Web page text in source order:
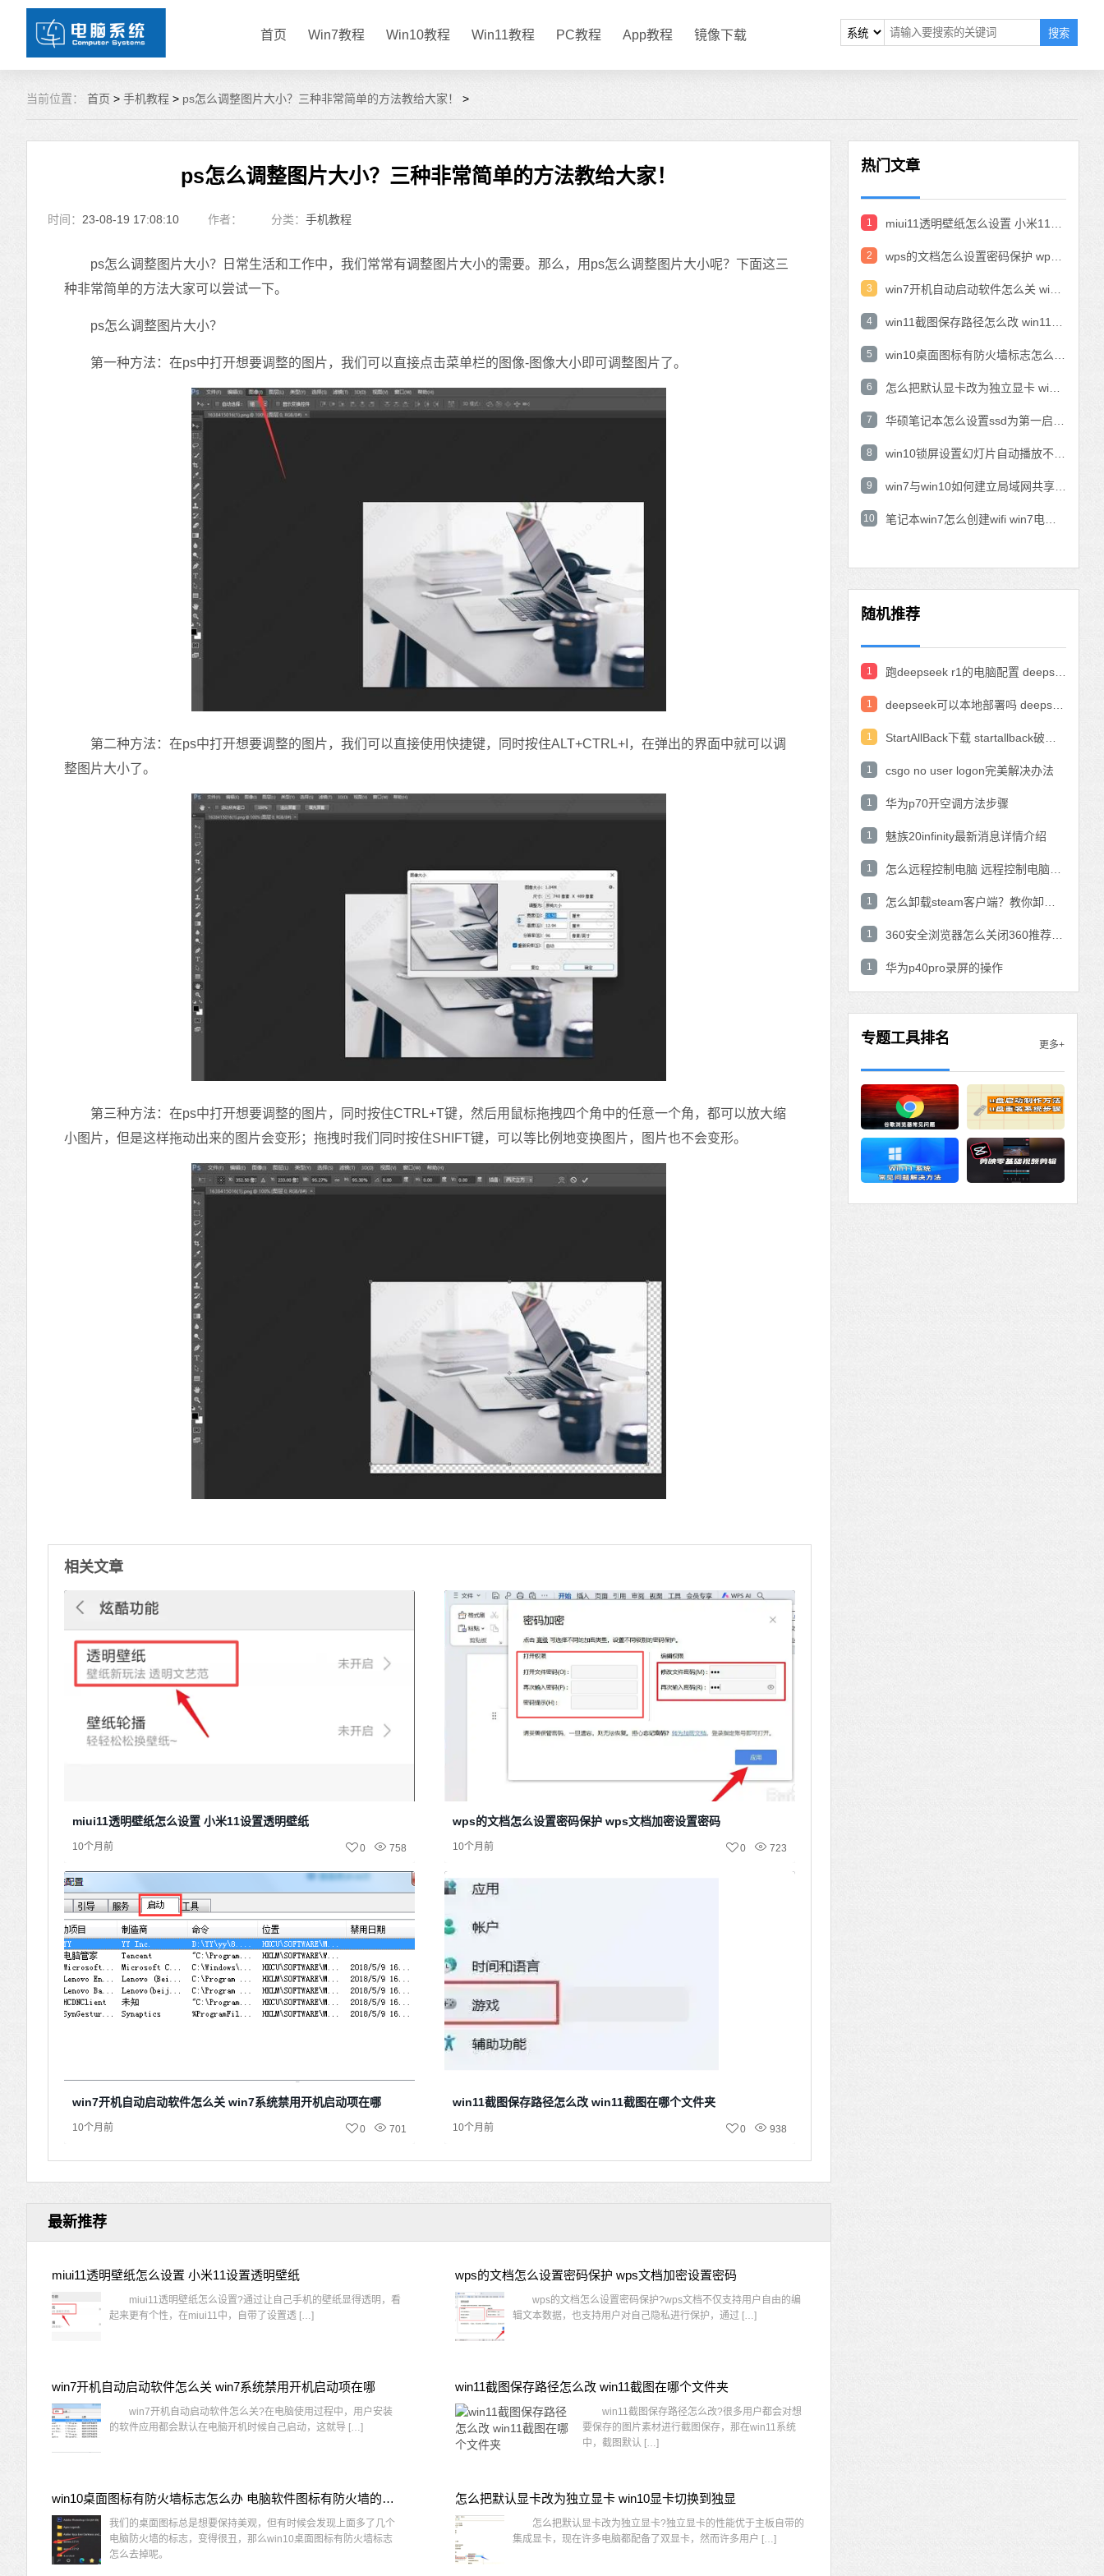
首页 Win7教程 Win10教程 Win11教程 PC教程 App教程 镜像下载 搜索
当前位置： 首页 > 手机教程 > ps怎么调整图片大小？三种非常简单的方法教给大家！ >
ps怎么调整图片大小？三种非常简单的方法教给大家！
时间： 23-08-19 17:08:10 作者： 分类： 手机教程
ps怎么调整图片大小？日常生活和工作中，我们常常有调整图片大小的需要。那么，用ps怎么调整图片大小呢？下面这三
种非常简单的方法大家可以尝试一下。
ps怎么调整图片大小？
第一种方法：在ps中打开想要调整的图片，我们可以直接点击菜单栏的图像-图像大小即可调整图片了。
第二种方法：在ps中打开想要调整的图片，我们可以直接使用快捷键，同时按住ALT+CTRL+I，在弹出的界面中就可以调
整图片大小了。
第三种方法：在ps中打开想要调整的图片，同时按住CTRL+T键，然后用鼠标拖拽四个角中的任意一个角，都可以放大缩
小图片，但是这样拖动出来的图片会变形；拖拽时我们同时按住SHIFT键，可以等比例地变换图片，图片也不会变形。
相关文章
miui11透明壁纸怎么设置 小米11设置透明壁纸
10个月前 758
0
wps的文档怎么设置密码保护 wps文档加密设置密码
10个月前 723
0
win7开机自动启动软件怎么关 win7系统禁用开机启动项在哪
10个月前 701
0
win11截图保存路径怎么改 win11截图在哪个文件夹
10个月前 938
0
最新推荐
miui11透明壁纸怎么设置 小米11设置透明壁纸
miui11透明壁纸怎么设置?通过让自己手机的壁纸显得透明，看
起来更有个性，在miui11中，自带了设置透 […]
wps的文档怎么设置密码保护 wps文档加密设置密码
wps的文档怎么设置密码保护?wps文档不仅支持用户自由的编
辑文本数据，也支持用户对自己隐私进行保护，通过 […]
win7开机自动启动软件怎么关 win7系统禁用开机启动项在哪
win7开机自动启动软件怎么关?在电脑使用过程中，用户安装
的软件应用都会默认在电脑开机时候自己启动，这就导 […]
win11截图保存路径怎么改 win11截图在哪个文件夹
win11截图保存路径怎么改?很多用户都会对想
要保存的图片素材进行截图保存，那在win11系统
中，截图默认 […]
win10桌面图标有防火墙标志怎么办 电脑软件图标有防火墙的小图标怎么去掉
我们的桌面图标总是想要保持美观，但有时候会发现上面多了几个
电脑防火墙的标志，变得很丑，那么win10桌面图标有防火墙标志
怎么去掉呢。
怎么把默认显卡改为独立显卡 win10显卡切换到独显
怎么把默认显卡改为独立显卡?独立显卡的性能优于主板自带的
集成显卡，现在许多电脑都配备了双显卡，然而许多用户 […]
热门文章
1
2
3
4
5
6
7
8
9
10
随机推荐
1
1
1
1 csgo no user logon完美解决办法
1 华为p70开空调方法步骤
1 魅族20infinity最新消息详情介绍
1
1
1
1 华为p40pro录屏的操作
专题工具排名 更多+